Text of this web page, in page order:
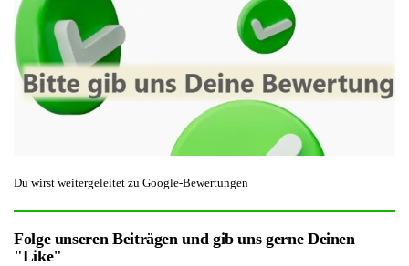
Du wirst weitergeleitet zu Google-Bewertungen
Folge unseren Beiträgen und gib uns gerne Deinen
"Like"